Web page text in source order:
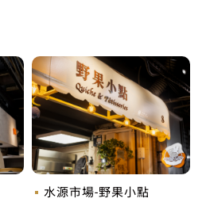
水源市場-野果小點